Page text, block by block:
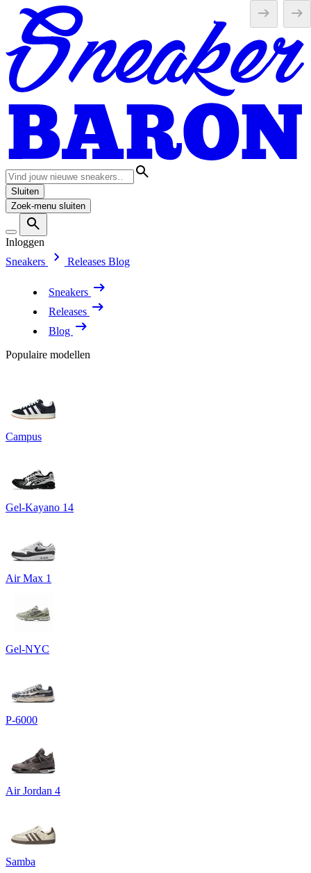
Sluiten
Zoek-menu sluiten
Inloggen
Sneakers
Releases Blog
Sneakers
Releases
Blog
Populaire modellen
Campus
Gel-Kayano 14
Air Max 1
Gel-NYC
P-6000
Air Jordan 4
Samba